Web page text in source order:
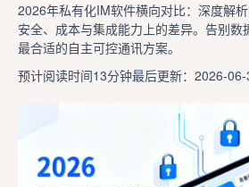
2026年私有化IM软件横向对比：深度解
安全、成本与集成能力上的差异。告别数
最合适的自主可控通讯方案。
预计阅读时间13分钟最后更新：2026-06-